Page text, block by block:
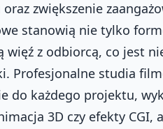
zwiększenie
stanowią nie tylko
więź z odbiorcą, co jest
Profesjonalne studia
do każdego projektu,
3D czy efekty CGI,